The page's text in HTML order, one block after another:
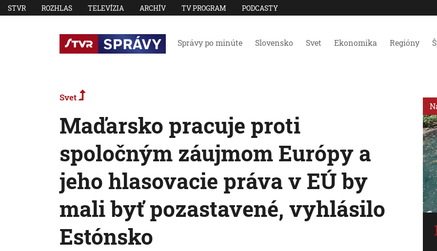
STVR ROZHLAS TELEVÍZIA ARCHÍV TV PROGRAM PODCASTY
Správy po minúte Slovensko Svet Ekonomika Regióny
Svet
Maďarsko pracuje proti
spoločným záujmom Európy a
jeho hlasovacie práva v EÚ by
mali byť pozastavené, vyhlásilo
Estónsko